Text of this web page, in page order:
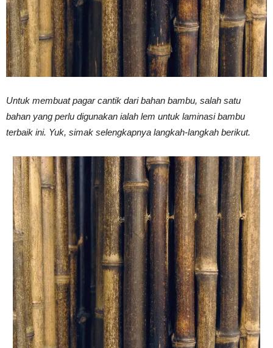
Kering,
&
Tahan
Lama
Untuk membuat pagar cantik dari bahan bambu, salah satu
bahan yang perlu digunakan ialah lem untuk laminasi bambu
terbaik ini. Yuk, simak selengkapnya langkah-langkah berikut.